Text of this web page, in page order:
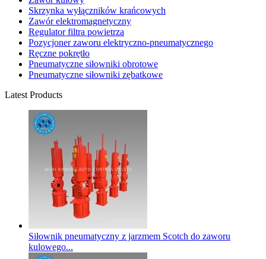
Skrzynka wyłączników krańcowych
Zawór elektromagnetyczny
Regulator filtra powietrza
Pozycjoner zaworu elektryczno-pneumatycznego
Ręczne pokrętło
Pneumatyczne siłowniki obrotowe
Pneumatyczne siłowniki zębatkowe
Latest Products
Siłownik pneumatyczny z jarzmem Scotch do zaworu
kulowego...